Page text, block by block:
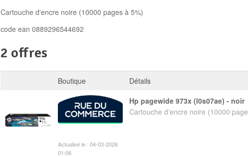
Cartouche d'encre noire (10000 pages à 5%)
code ean 0889296544692
2 offres
Boutique Détails
Actualisé le : 04-03-2026
01:06
hp pagewide 973x (l0s07ae) - noir
Cartouche d'encre noire (10000